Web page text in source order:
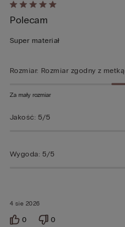
Ocena
5
z
4 sie 2026
Polecam
Super materiał
Rozmiar: Rozmiar zgodny z metką
Za mały rozmiar
Jakość: 5/5
Wygoda: 5/5
0 0